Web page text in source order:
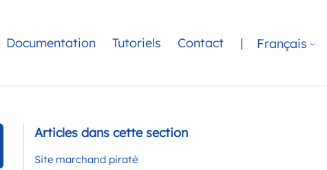
Documentation Tutoriels Contact | Français
Articles dans cette section
Site marchand piraté